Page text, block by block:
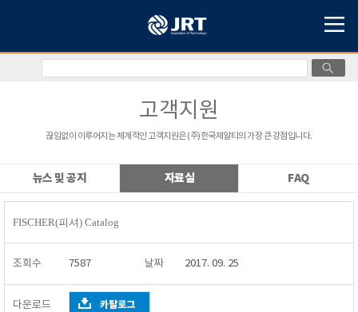
고객지원
끊임없이 이루어지는 체계적인 고객지원은 (주)한국제알티의 가장 큰 강점입니다.
뉴스 및 공지 자료실 FAQ
FISCHER(피셔) Catalog
조회수 7587 날짜 2017. 09. 25
다운로드 카탈로그